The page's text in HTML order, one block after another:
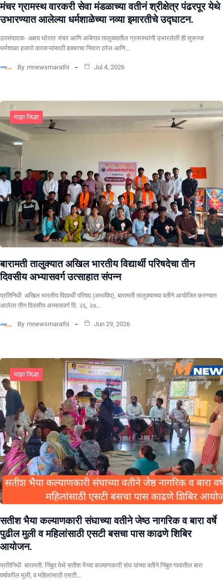
मंचर ग्रामस्थ वारकरी सेवा मंडळाच्या वतीनं श्रीक्षेत्र पंढरपूर येथे
उभारण्यात आलेल्या धर्मशाळेच्या नव्या इमारतीचे उद्घाटन.
उपसंपादक- अक्षय थोरात मंचर आणि आंबेगाव तालुक्यातील ग्रामस्थांनी उभारलेली ही सुसज्ज
धर्मशाळा हजारो वारकऱ्यांसाठी हक्काचा निवारा ठरेल आणि…
By mnewsmarathi Jul 4, 2026
माझा जिल्हा
बारामती तालुक्यात अखिल भारतीय विद्यार्थी परिषदेचा तीन
दिवसीय अभ्यासवर्ग उत्साहात संपन्न
प्रतिनिधी अखिल भारतीय विद्यार्थी परिषद (अभाविप), बारामती तालुक्याच्या वतीने आयोजित करण्यात
आलेला तीन दिवसीय अभ्यासवर्ग दि. २६, २७…
By mnewsmarathi Jun 29, 2026
माझा जिल्हा
सतीश भैया कल्याणकारी संघाच्या वतीने जेष्ठ नागरिक व बारा वर्षे
पुढील मुली व महिलांसाठी एसटी बसचा पास काढणे शिबिर
आयोजन.
प्रतिनिधी बारामती. निंबुत येथे सतीश भैय्या कल्याणकारी संघ यांच्या वतीने निंबुत गावातील बारा
वर्षावरील मुली, व महिलांसाठी एसटी…